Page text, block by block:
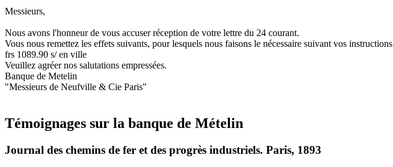
Messieurs,
Nous avons l'honneur de vous accuser réception de votre lettre du 24 courant.
Vous nous remettez les effets suivants, pour lesquels nous faisons le nécessaire suivant vos instructions
frs 1089.90 s/ en ville
Veuillez agréer nos salutations empressées.
Banque de Metelin
"Messieurs de Neufville & Cie Paris"
Témoignages sur la banque de Mételin
Journal des chemins de fer et des progrès industriels. Paris, 1893